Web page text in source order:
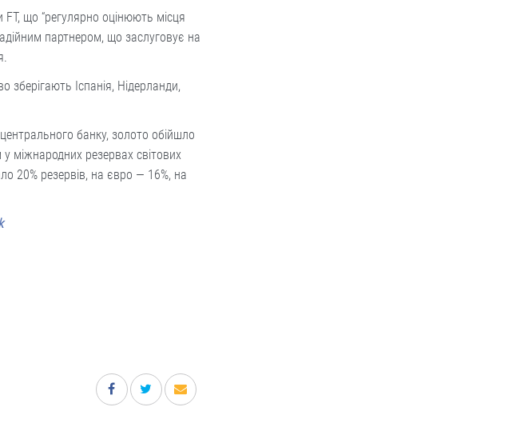
що “регулярно оцінюють місця
партнером, що заслуговує на
зберігають Іспанія, Нідерланди,
банку, золото обійшло
міжнародних резервах світових
20% резервів, на євро — 16%, на